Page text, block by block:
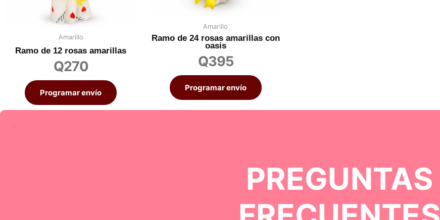
Amarillo
Ramo de 12 rosas amarillas
Q270
Programar envío
Amarillo
Ramo de 24 rosas amarillas con
oasis
Q395
Programar envío
PREGUNTAS